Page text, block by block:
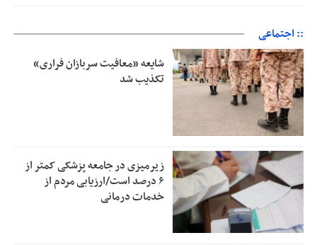
:: اجتماعی
شایعه «معافیت سربازان فراری»
تکذیب شد
زیرمیزی در جامعه پزشکی کمتر از
۶ درصد است/ارزیابی مردم از
خدمات درمانی